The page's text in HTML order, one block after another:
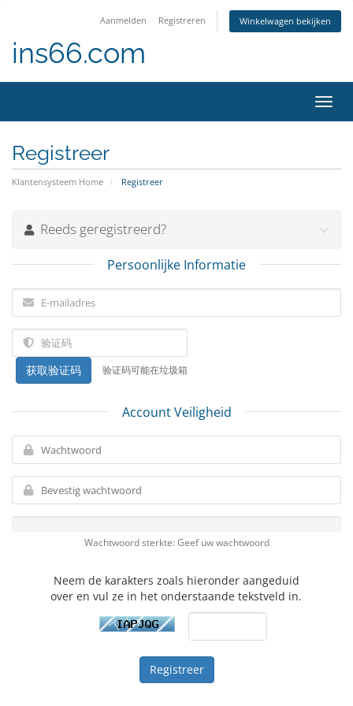
Aanmelden Registreren Winkelwagen bekijken
ins66.com
in-/
Registreer
Klantensysteem Home Registreer
Reeds geregistreerd?
Persoonlijke Informatie
获取验证码 验证码可能在垃圾箱
Account Veiligheid
Wachtwoord sterkte: Geef uw wachtwoord
Neem de karakters zoals hieronder aangeduid
over en vul ze in het onderstaande tekstveld in.